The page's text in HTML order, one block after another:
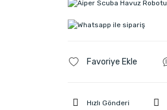
Hızlı Gönderi